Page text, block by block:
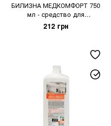
БИЛИЗНА МЕДКОМФОРТ 750
мл - средство для
уничтожения запахов
212 грн